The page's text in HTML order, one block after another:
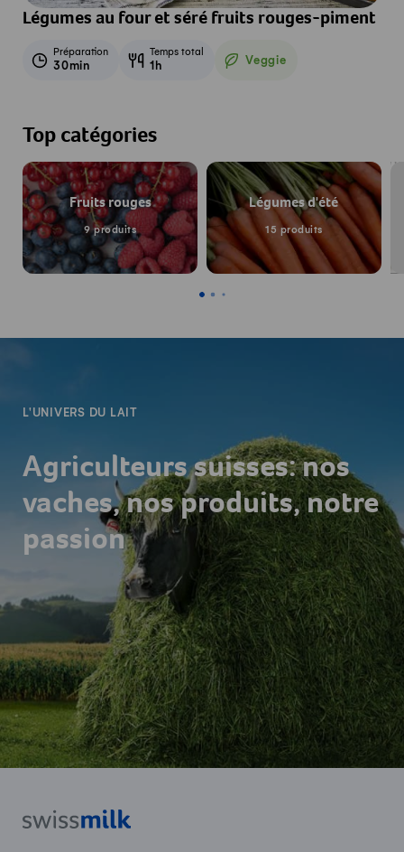
Légumes au four et séré fruits rouges-piment
Préparation
30min
Temps total
1h Veggie
Veggie
Top catégories
Fruits rouges
9 produits
Légumes d'été
15 produits
L'UNIVERS DU LAIT
Agriculteurs suisses: nos
vaches, nos produits, notre
passion